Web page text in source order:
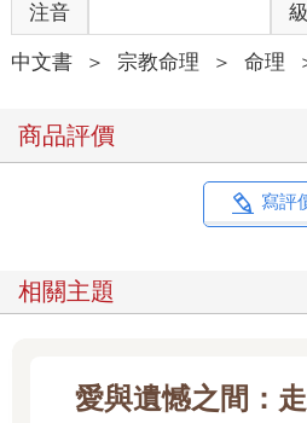
注音
中文書 ＞ 宗教命理 ＞ 命理
商品評價
寫評
相關主題
愛與遺憾之間：